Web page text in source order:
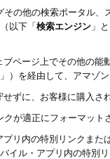
の他の検索ポータル
以下「検索エンジン 」
ページ上でその他の
」）を経由して、アマゾ
ずに、お客様に購入さ
が適正にフォーマッ
リ内の特別リンクま
イル・アプリ内の特別